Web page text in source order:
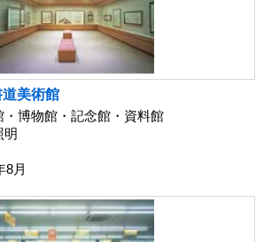
美術館
・博物館・記念館・資料館
明
8月